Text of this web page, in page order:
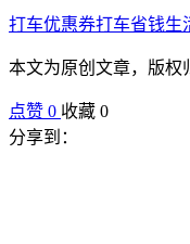
打车优惠券打车省钱生
本文为原创文章，版权
点赞 0 收藏 0
分享到：